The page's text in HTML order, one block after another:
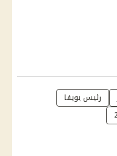
رئيس يويفا